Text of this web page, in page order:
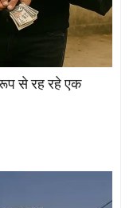
से रह रहे एक